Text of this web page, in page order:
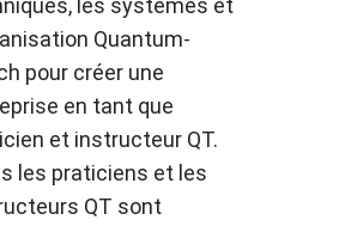
les systèmes et
Quantum-
pour créer une
en tant que
et instructeur QT.
les praticiens et les
QT sont